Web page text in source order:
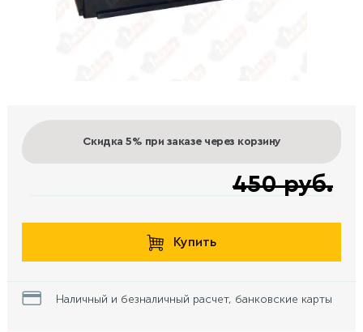
Скидка 5% при заказе через корзину
450 руб.
Купить
Наличный и безналичный расчет, банковские карты